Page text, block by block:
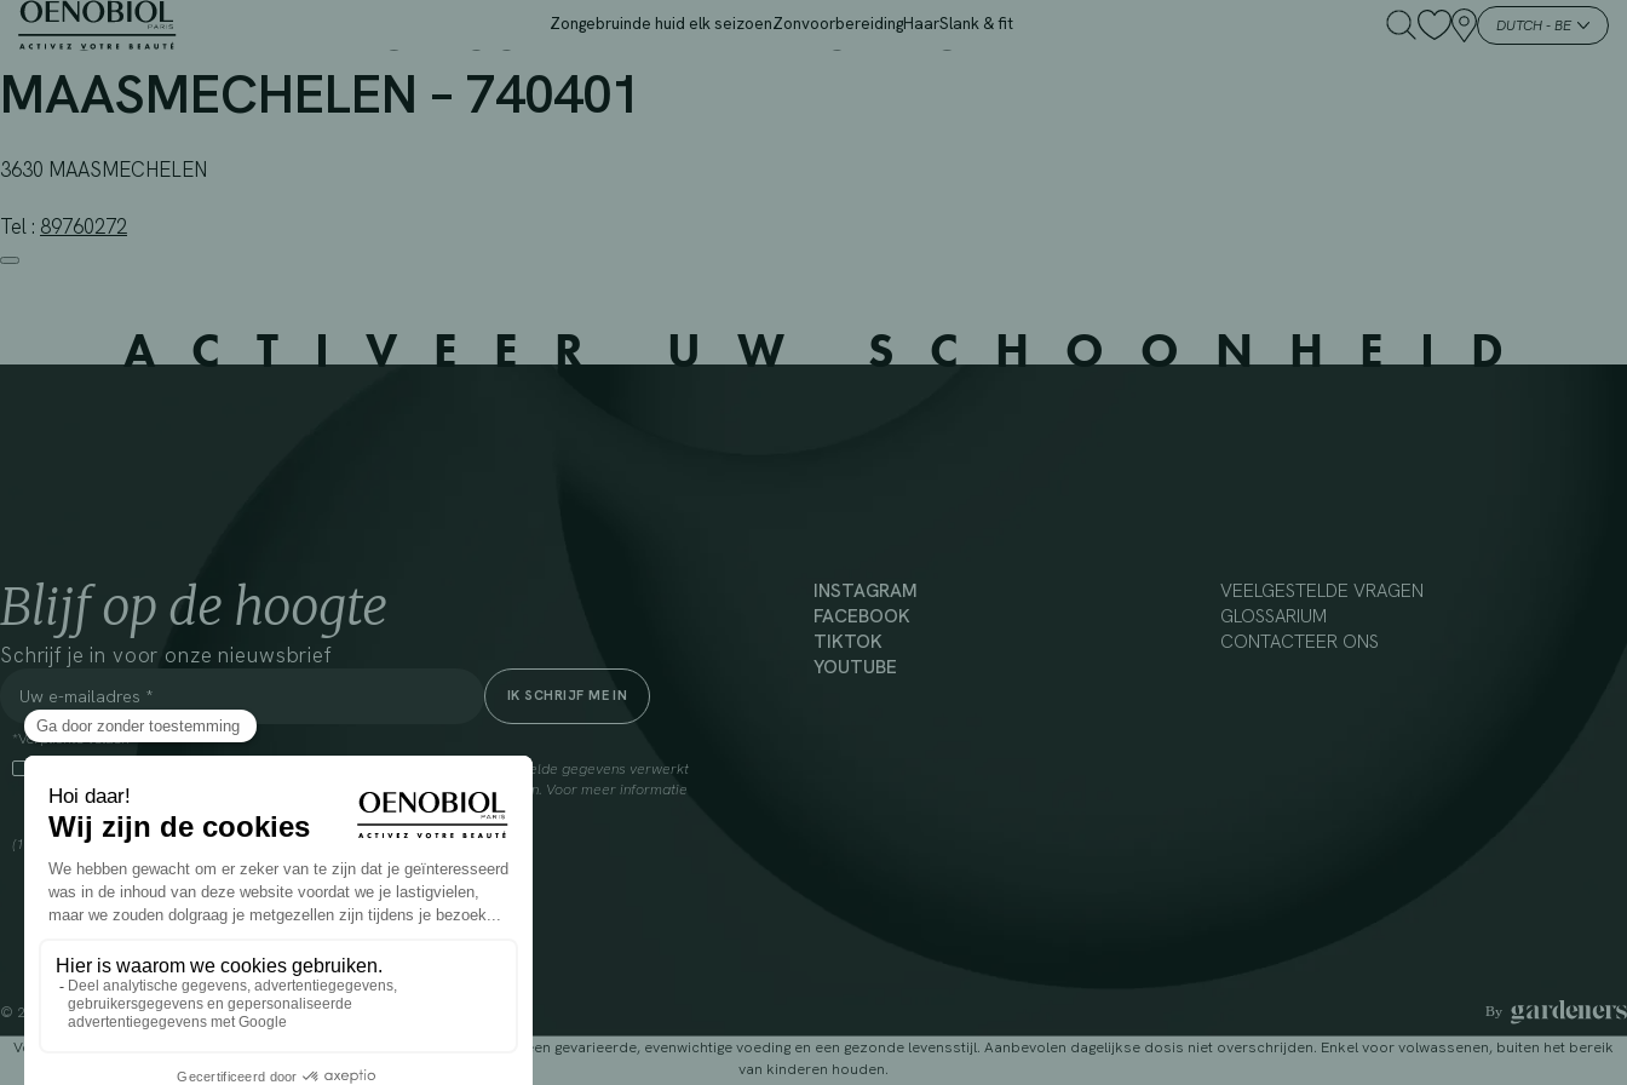
Skip
Zongebruinde huid elk seizoenZonvoorbereidingHaarSlank & fit DUTCH - BE
APOTHEEK THEUNISSEN F? – MAASMECHELEN – 740401 – M –
MAASMECHELEN – 740401
3630 MAASMECHELEN
Tel : 89760272
ACTIVEER UW SCHOONHEID
Blijf op de hoogte
Schrijf je in voor onze nieuwsbrief
*Verplichte velden
Door dit vakje aan te vinken, ga ik ermee akkoord dat Cooper(1) de verzamelde gegevens verwerkt
om mij commerciële informatie te sturen over zijn producten en aanbiedingen. Voor meer informatie
over het beheer van uw gegevens en uw rechten, klikhier
(1) Coopération pharmaceutique Française, RCS Melun 399 227 636
INSTAGRAM
FACEBOOK
TIKTOK
YOUTUBE
VEELGESTELDE VRAGEN
GLOSSARIUM
CONTACTEER ONS
© 2024 OENOBIOL PARIS
Voedingssupplement dat moet worden geconsumeerd als onderdeel van een gevarieerde, evenwichtige voeding en een gezonde levensstijl. Aanbevolen dagelijkse dosis niet overschrijden. Enkel voor volwassenen, buiten het bereik
van kinderen houden.